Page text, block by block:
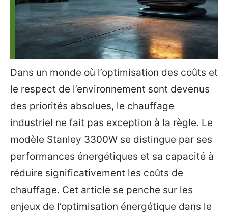
Dans un monde où l’optimisation des coûts et
le respect de l’environnement sont devenus
des priorités absolues, le chauffage
industriel ne fait pas exception à la règle. Le
modèle Stanley 3300W se distingue par ses
performances énergétiques et sa capacité à
réduire significativement les coûts de
chauffage. Cet article se penche sur les
enjeux de l’optimisation énergétique dans le